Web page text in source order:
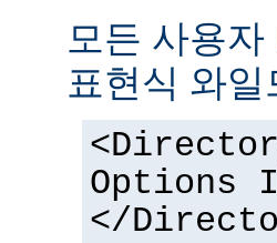
모든 사용
표현식 와
Options
</